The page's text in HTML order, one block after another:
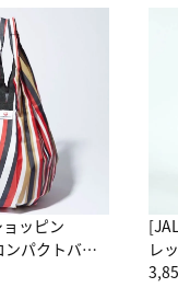
ッピン
パクトバッ
乗務員
レ